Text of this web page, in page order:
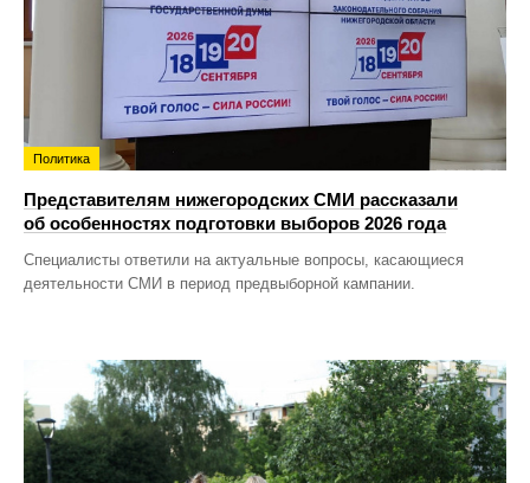
Политика
Представителям нижегородских СМИ рассказали
об особенностях подготовки выборов 2026 года
Специалисты ответили на актуальные вопросы, касающиеся
деятельности СМИ в период предвыборной кампании.